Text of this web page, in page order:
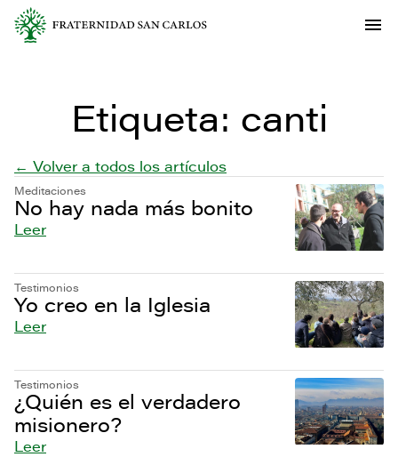
Etiqueta: canti
← Volver a todos los artículos
Meditaciones
No hay nada más bonito
Leer
Testimonios
Yo creo en la Iglesia
Leer
Testimonios
¿Quién es el verdadero
misionero?
Leer